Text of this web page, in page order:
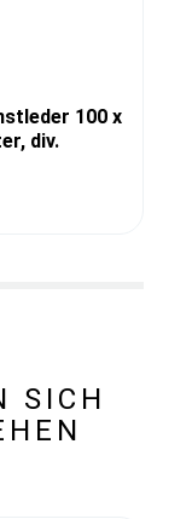
100 x
div.
SICH